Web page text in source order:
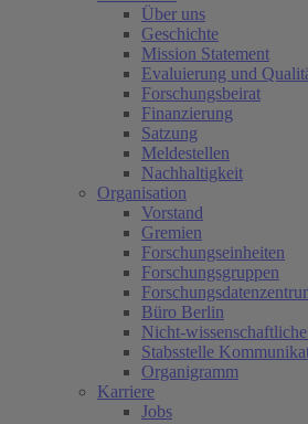
Über uns
Geschichte
Mission Statement
Evaluierung und
Forschungsbeirat
Finanzierung
Satzung
Meldestellen
Nachhaltigkeit
Organisation
Vorstand
Gremien
Forschungseinheiten
Forschungsgruppen
Büro Berlin
Nicht-
Stabsstelle
Organigramm
Karriere
Jobs